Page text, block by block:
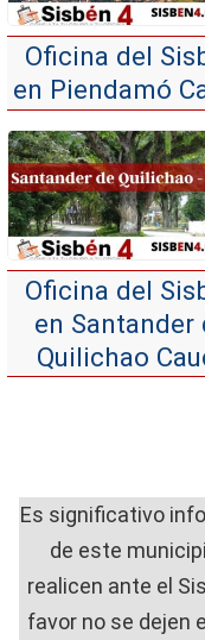
Oficina del
en Piendamó
Oficina del
en Santander
Quilichao
Es significativo
de este
realicen ante el
favor no se dejen